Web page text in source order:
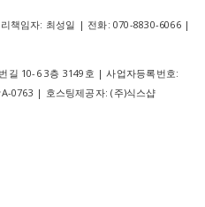
책임자: 최성일 | 전화: 070-8830-6066 |
길 10-6 3층 3149호 | 사업자등록번호:
0763 | 호스팅제공자: (주)식스샵